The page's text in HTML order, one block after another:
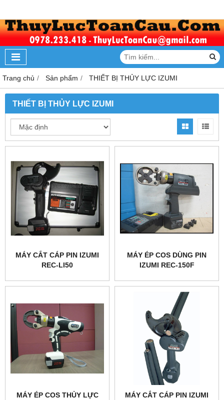
Trang chủ Sản phẩm THIẾT BỊ THỦY LỰC IZUMI
THIẾT BỊ THỦY LỰC IZUMI
MÁY CẮT CÁP PIN IZUMI
REC-LI50
MÁY ÉP COS DÙNG PIN
IZUMI REC-150F
MÁY ÉP COS THỦY LỰC
MÁY CẮT CÁP PIN IZUMI